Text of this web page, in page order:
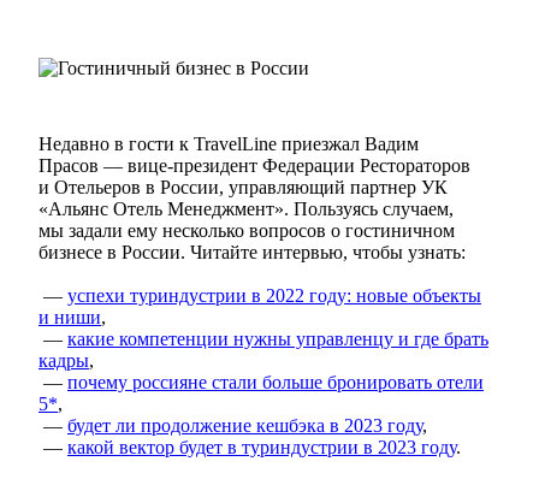
Недавно в гости к TravelLine приезжал Вадим
Прасов — вице-президент Федерации Рестораторов
и Отельеров в России, управляющий партнер УК
«Альянс Отель Менеджмент». Пользуясь случаем,
мы задали ему несколько вопросов о гостиничном
бизнесе в России. Читайте интервью, чтобы узнать:
— успехи туриндустрии в 2022 году: новые объекты
и ниши,
— какие компетенции нужны управленцу и где брать
кадры,
— почему россияне стали больше бронировать отели
5*,
— будет ли продолжение кешбэка в 2023 году,
— какой вектор будет в туриндустрии в 2023 году.